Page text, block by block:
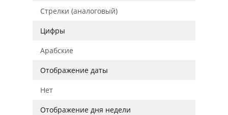
Стрелки (аналоговый)
Цифры
Арабские
Отображение даты
Нет
Отображение дня недели